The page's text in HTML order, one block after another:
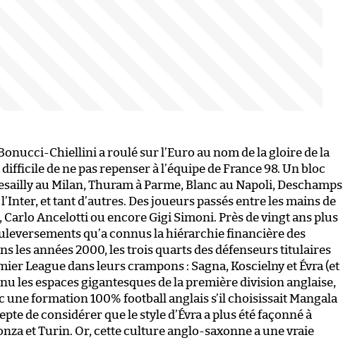
Chiellini a roulé sur l’Euro au nom de la gloire de la
de ne pas repenser à l’équipe de France 98. Un bloc
au Milan, Thuram à Parme, Blanc au Napoli, Deschamps
et tant d’autres. Des joueurs passés entre les mains de
Carlo Ancelotti ou encore Gigi Simoni. Près de vingt ans plus
qu’a connus la hiérarchie financière des
les années 2000, les trois quarts des défenseurs titulaires
League dans leurs crampons : Sagna, Koscielny et Évra (et
les espaces gigantesques de la première division anglaise,
une formation 100% football anglais s’il choisissait Mangala
de considérer que le style d’Évra a plus été façonné à
et Turin. Or, cette culture anglo-saxonne a une vraie